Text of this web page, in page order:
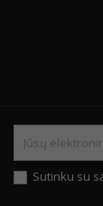
Sutinku su